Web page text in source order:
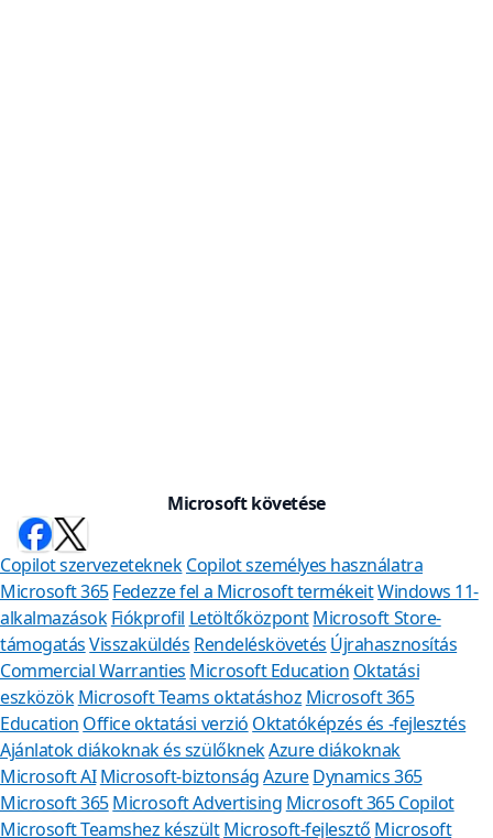
Microsoft követése
Copilot szervezeteknek Copilot személyes használatra
Microsoft 365Fedezze fel a Microsoft termékeitWindows 11-
alkalmazások Fiókprofil LetöltőközpontMicrosoft Store-
támogatásVisszaküldés Rendeléskövetés Újrahasznosítás
Commercial Warranties Microsoft Education Oktatási
eszközök Microsoft Teams oktatáshoz Microsoft 365
Education Office oktatási verzió Oktatóképzés és -fejlesztés
Ajánlatok diákoknak és szülőknekAzure diákoknak
Microsoft AI Microsoft-biztonságAzureDynamics 365
Microsoft 365Microsoft Advertising Microsoft 365 Copilot
Microsoft Teamshez készült Microsoft-fejlesztő Microsoft